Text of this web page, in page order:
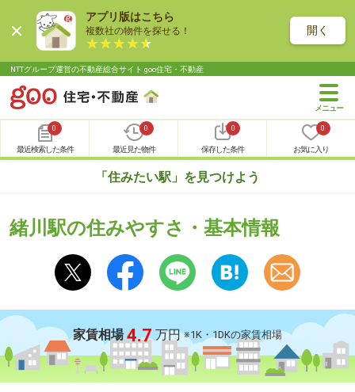
アプリ版はこちら
複数社の物件を探せる！ 開く
NTTグループ運営の不動産総合サイト goo住宅・不動産
0
最近検索した条件
0
最近見た物件
0
保存した条件
0
お気に入り
「住みたい駅」を見つけよう
緒川駅の住みやすさ・基本情報
家賃相場 4.7 万円 ※1K・1DKの家賃相場